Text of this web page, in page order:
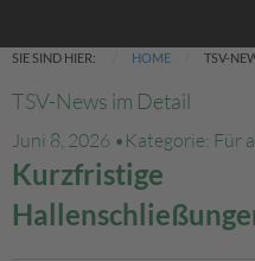
SIE SIND HIER: HOME TSV-
TSV-News im Detail
Juni 8, 2026 • Kategorie: Für
Kurzfristige